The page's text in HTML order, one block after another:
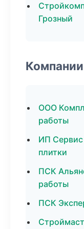
Грозный
ООО
работы
ИП
плитки
ПСК
работы
ПСК